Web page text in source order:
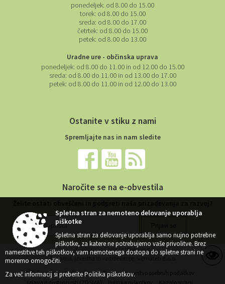
ponedeljek: od 8.00 do 15.00
torek: od 8.00 do 15.00
sreda: od 8.00 do 17.00
četrtek: od 8.00 do 15.00
petek: od 8.00 do 13.00
Uradne ure - občinska uprava
ponedeljek: od 8.00 do 11.00 in od 12.00 do 15.00
sreda: od 8.00 do 11.00 in od 13.00 do 17.00
petek: od 8.00 do 11.00 in od 12.00 do 13.00
Ostanite v stiku z nami
Spremljajte nas in nam sledite
Naročite se na e-obvestila
© 2026 Vse pravice pridržane
Zasnova, izvedba in vzdrževanje: Sigmateh d.o.o.
Splošni pogoji spletne strani
Center za varstvo osebnih podatkov
Spletna stran za nemoteno delovanje uporablja
piškotke
Spletna stran za delovanje uporablja samo nujno potrebne
piškotke, za katere ne potrebujemo vaše privolitve. Brez
namestitve teh piškotkov, vam nemotenega dostopa do spletne strani ne
moremo omogočiti.
Za več informacij si preberitePolitika piškotkov.